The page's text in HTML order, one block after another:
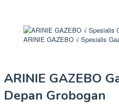
ARINIE GAZEBO √ Spesialis
ARINIE GAZEBO
Depan Grobogan